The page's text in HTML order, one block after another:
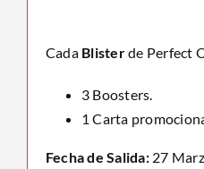
Cada Blisterde Perfect
3 Boosters.
1 Carta
Fecha de Salida:27